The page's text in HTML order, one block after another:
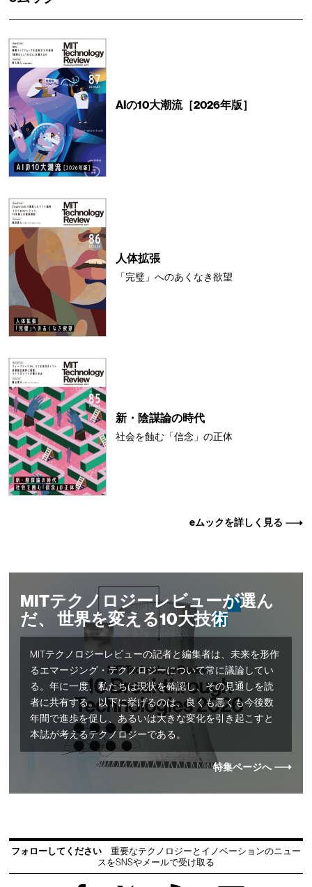
AIの10大潮流［2026年版］
人体拡張
「完璧」へのあくなき欲望
新・陰謀論の時代
社会を蝕む「信念」の正体
eムックを詳しく見る
MITテクノロジーレビューが選ん
だ、 世界を変える10大技術
MITテクノロジーレビューの記者と編集者は、未来を形作
るエマージング・テクノロジーについて常に議論してい
る。年に一度、私たちは現状を確認し、その見通しを読
者に共有する。以下に挙げるのは、良くも悪くも今後数
年間で進歩を促し、あるいは大きな変化を引き起こすと
本誌が考えるテクノロジーである。
特集ページへ
フォローしてください
重要なテクノロジーとイノベーションのニュー
スをSNSやメールで受け取る